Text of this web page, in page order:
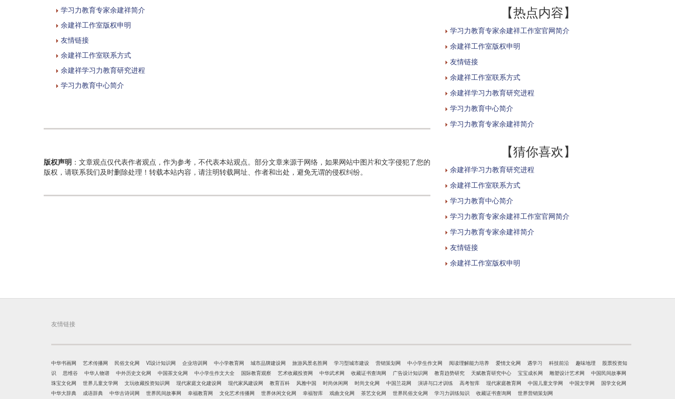
学习力教育专家余建祥简介
余建祥工作室版权申明
友情链接
余建祥工作室联系方式
余建祥学习力教育研究进程
学习力教育中心简介
版权声明 ：文章观点仅代表作者观点，作为参考，不代表本站观点。部分文章来源于网络，如果网站中图片和文字侵犯了您的
版权，请联系我们及时删除处理！转载本站内容，请注明转载网址、作者和出处，避免无谓的侵权纠纷。
【热点内容】
学习力教育专家余建祥工作室官网简介
余建祥工作室版权申明
友情链接
余建祥工作室联系方式
余建祥学习力教育研究进程
学习力教育中心简介
学习力教育专家余建祥简介
【猜你喜欢】
余建祥学习力教育研究进程
余建祥工作室联系方式
学习力教育中心简介
学习力教育专家余建祥工作室官网简介
学习力教育专家余建祥简介
友情链接
余建祥工作室版权申明
友情链接
中华书画网 艺术传播网 民俗文化网 VI设计知识网 企业培训网 中小学教育网 城市品牌建设网 旅游风景名胜网 学习型城市建设 营销策划网 中小学生作文网 阅读理解能力培养 爱情文化网 遇学习 科技前沿 趣味地理
股票投资知
识
思维谷 中华人物谱 中外历史文化网 中国茶文化网 中小学生作文大全 国际教育观察 艺术收藏投资网 中华武术网 收藏证书查询网 广告设计知识网 教育趋势研究 天赋教育研究中心 宝宝成长网 雕塑设计艺术网
中国民间故事网
珠宝文化网
世界儿童文学网 文玩收藏投资知识网 现代家庭文化建设网 现代家风建设网 教育百科 风雅中国 时尚休闲网 时尚文化网 中国兰花网 演讲与口才训练 高考智库 现代家庭教育网 中国儿童文学网 中国文学网
国学文化网
中华大辞典
成语辞典 中华古诗词网 世界民间故事网 幸福教育网 文化艺术传播网 世界休闲文化网 幸福智库 戏曲文化网 茶艺文化网 世界民俗文化网 学习力训练知识 收藏证书查询网 世界营销策划网